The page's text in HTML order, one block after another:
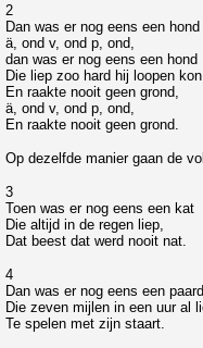
2
Dan was er nog eens een hond
ä, ond v, ond p, ond,
dan was er nog eens een hond
Die liep zoo hard hij loopen kon
En raakte nooit geen grond,
ä, ond v, ond p, ond,
En raakte nooit geen grond.
Op dezelfde manier gaan de
3
Toen was er nog eens een kat
Die altijd in de regen liep,
Dat beest dat werd nooit nat.
4
Dan was er nog eens een
Die zeven mijlen in een uur al
Te spelen met zijn staart.